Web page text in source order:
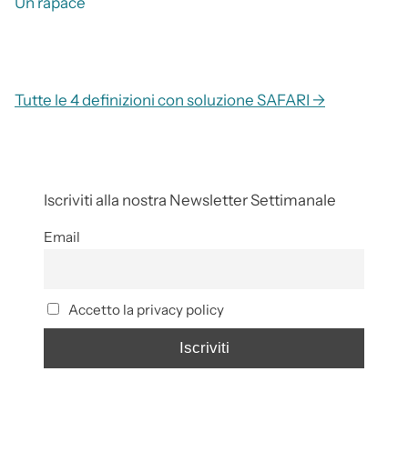
Tutte le 4 definizioni con soluzione SAFARI →
Iscriviti alla nostra Newsletter Settimanale
Email
Accetto la privacy policy